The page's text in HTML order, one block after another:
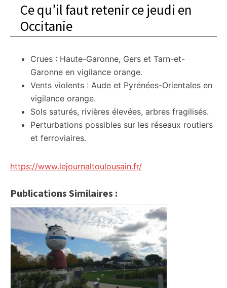
Ce qu’il faut retenir ce jeudi en
Occitanie
Crues : Haute-Garonne, Gers et Tarn-et-
Garonne en vigilance orange.
Vents violents : Aude et Pyrénées-Orientales en
vigilance orange.
Sols saturés, rivières élevées, arbres fragilisés.
Perturbations possibles sur les réseaux routiers
et ferroviaires.
https://www.lejournaltoulousain.fr/
Publications Similaires :